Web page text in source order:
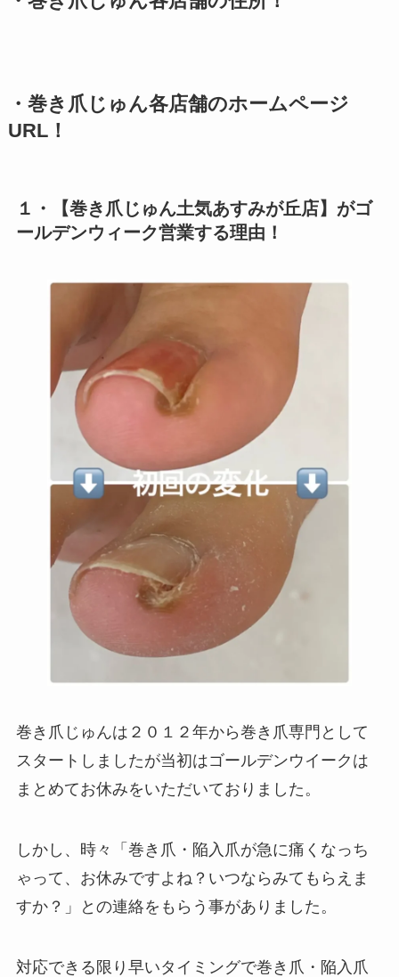
・巻き爪じゅん各店舗のホームページ
URL！
１・【巻き爪じゅん土気あすみが丘店】がゴ
ールデンウィーク営業する理由！
巻き爪じゅんは２０１２年から巻き爪専門として
スタートしましたが当初はゴールデンウイークは
まとめてお休みをいただいておりました。
しかし、時々「巻き爪・陥入爪が急に痛くなっち
ゃって、お休みですよね？いつならみてもらえま
すか？」との連絡をもらう事がありました。
対応できる限り早いタイミングで巻き爪・陥入爪